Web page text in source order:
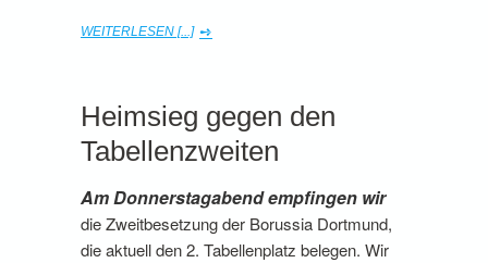
WEITERLESEN [...]
Heimsieg gegen den
Tabellenzweiten
Am Donnerstagabend empfingen wir
die Zweitbesetzung der Borussia Dortmund,
die aktuell den 2. Tabellenplatz belegen. Wir